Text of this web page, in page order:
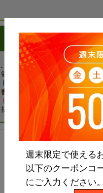
同じ商品をよく買わ
会員登録(無料)をしていただ
マイページ機能がご利用いた
以前買った商品や買う予定の商
お気に入りリストに入れるこ
週末限定で使える
以下のクーポンコ
にご入力ください。